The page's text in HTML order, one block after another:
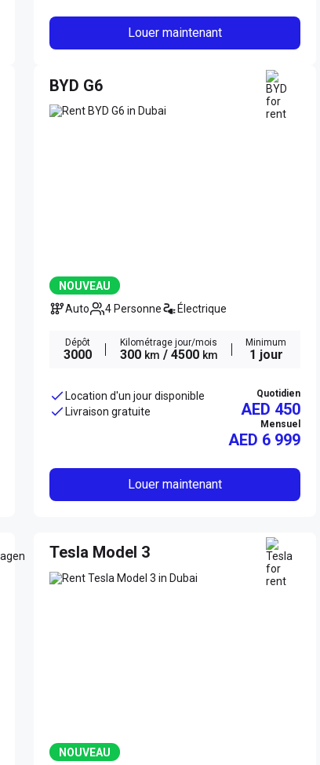
Louer maintenant
BYD G6
NOUVEAU
Auto
4 Personne Électrique
Dépôt
3000
Kilométrage jour/mois
300 km / 4500 km
Minimum
1 jour
Location d'un jour disponible
Livraison gratuite
Quotidien
AED 450
Mensuel
AED 6 999
Louer maintenant
Tesla Model 3
NOUVEAU